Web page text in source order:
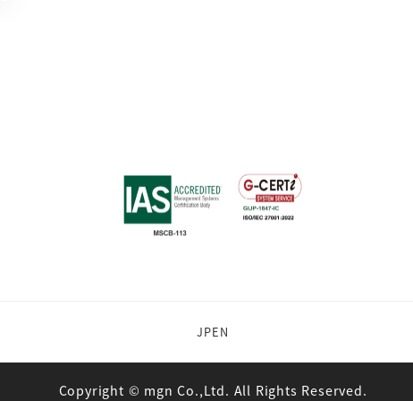
JPEN
Copyright © mgn Co.,Ltd. All Rights Reserved.